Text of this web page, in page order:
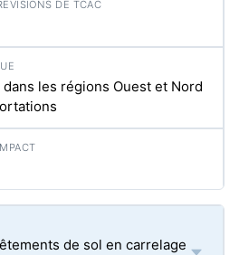
les régions Ouest et Nord
de sol en carrelage